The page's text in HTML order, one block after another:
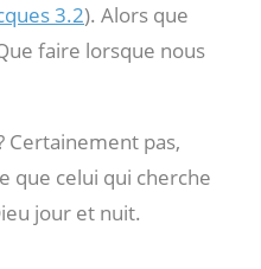
3.2). Alors que
faire lorsque nous
Certainement pas,
que celui qui cherche
jour et nuit.